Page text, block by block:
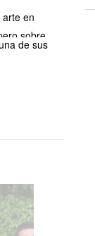
en
sobre
de sus